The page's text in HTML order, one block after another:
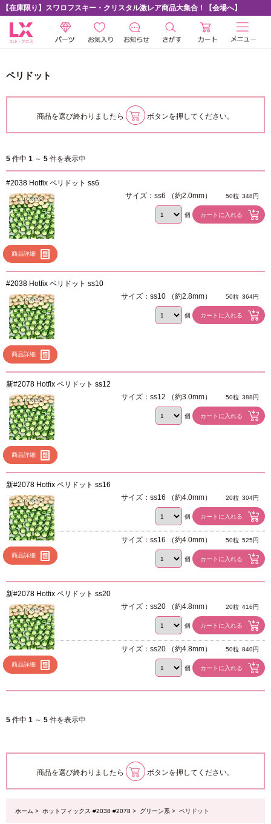
【在庫限り】スワロフスキー・クリスタル激レア商品大集合！【会場へ】
ペリドット
商品を選び終わりましたら ボタンを押してください。
5 件中 1 ～ 5 件を表示中
#2038 Hotfix ペリドット ss6
商品詳細
サイズ：ss6 （約2.0mm） 50粒 348円
個
#2038 Hotfix ペリドット ss10
商品詳細
サイズ：ss10 （約2.8mm） 50粒 364円
個
新#2078 Hotfix ペリドット ss12
商品詳細
サイズ：ss12 （約3.0mm） 50粒 388円
個
新#2078 Hotfix ペリドット ss16
商品詳細
サイズ：ss16 （約4.0mm） 20粒 304円
個
サイズ：ss16 （約4.0mm） 50粒 525円
個
新#2078 Hotfix ペリドット ss20
商品詳細
サイズ：ss20 （約4.8mm） 20粒 416円
個
サイズ：ss20 （約4.8mm） 50粒 840円
個
5 件中 1 ～ 5 件を表示中
商品を選び終わりましたら ボタンを押してください。
ホーム > ホットフィックス #2038 #2078 > グリーン系 > ペリドット